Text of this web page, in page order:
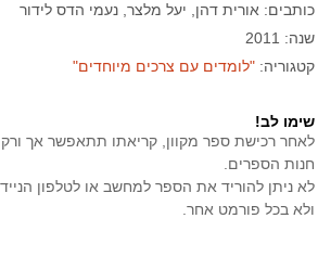
כותבים: אורית דהן יעל מלצר נעמי הדס לידור
שנה: 2011
קטגוריה: "לומדים עם צרכים מיוחדים"
שימו לב!
לאחר רכישת ספר מקוון, קריאתו תתאפשר אך ורק
חנות הספרים.
ולא בכל פורמט אחר.